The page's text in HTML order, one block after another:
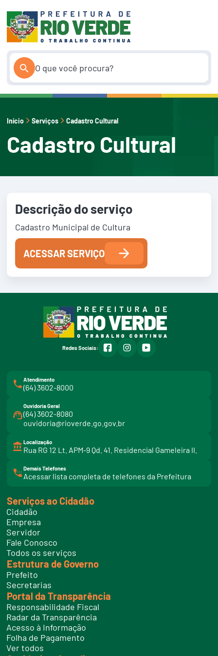
conteúdo
Início Serviços Cadastro Cultural
Cadastro Cultural
Descrição do serviço
Cadastro Municipal de Cultura
ACESSAR SERVIÇO
Redes Sociais: facebookinstagramyoutube
Atendimento
(64) 3602-8000
Ouvidoria Geral
(64) 3602-8080
ouvidoria@rioverde.go.gov.br
Localização
Rua RG 12 Lt. APM-9 Qd. 41. Residencial Gameleira II.
Demais Telefones
Acessar lista completa de telefones da Prefeitura
i
t
e
l
f
o
e
s
Serviços ao Cidadão
Cidadão
Empresa
Servidor
Fale Conosco
Todos os serviços
Estrutura de Governo
Prefeito
Secretarias
Portal da Transparência
Responsabilidade Fiscal
Radar da Transparência
Acesso à Informação
Folha de Pagamento
Ver todos